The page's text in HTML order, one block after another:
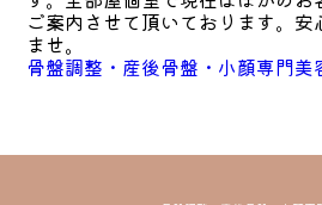
ご案内させて頂いております。
ませ。
骨盤調整・産後骨盤・小顔専門美